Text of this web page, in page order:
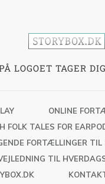
LOGOET TAGER
ONLINE
FOLK TALES FOR
FORTÆLLINGER
TIL